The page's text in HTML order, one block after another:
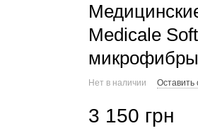
Medicale
Нет в наличии Оставить
3 150 грн